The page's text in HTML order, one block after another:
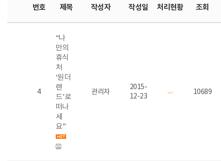
번호 제목 작성자 작성일 처리현황 조회
4
“나
만의
휴식
처
‘원더
랜
드’로
떠나
세
요”
관리자
2015-
12-23
10689